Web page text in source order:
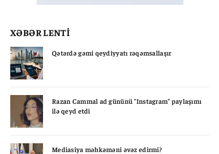
XƏBƏR LENTİ
Qətərdə gəmi qeydiyyatı rəqəmsallaşır
Razan Cammal ad gününü "Instagram" paylaşımı
ilə qeyd etdi
Mediasiya məhkəməni əvəz edirmi?